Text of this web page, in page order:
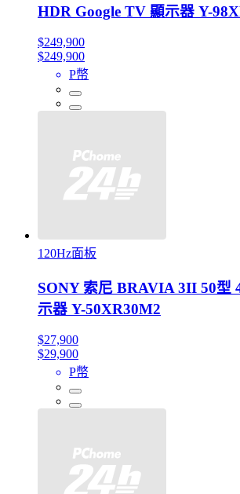
HDR Google TV 顯示器 Y-
$249,900
$249,900
P幣
120Hz面板
SONY 索尼 BRAVIA 3II 50型
示器 Y-50XR30M2
$27,900
$29,900
P幣